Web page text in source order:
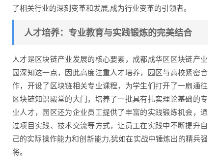
了相关行业的深刻变革和发展,成为行业变革的引领者。
人才培养：专业教育与实践锻炼的完美结合
人才是区块链产业发展的核心要素，成都成华区区块链产业
园深知这一点，因此高度注重人才培养，园区与高校紧密合
作，开设了区块链相关专业课程，为学生们打开了一扇通往
区块链知识殿堂的大门，培养了一批具有扎实理论基础的专
业人才，园区还为企业员工提供了丰富的实践锻炼机会，通
过项目实践、技术交流等方式，让员工在实践中不断提升自
己的实际操作能力和创新能力,犹如在实战中锤炼出的精兵强
将。